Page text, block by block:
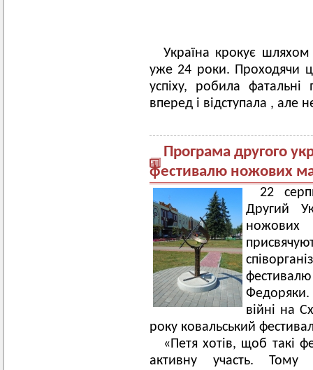
Україна крокує
уже 24 роки. Проходячи
успіху, робила
вперед і відступала , але
Програма другого
фестивалю ножових
22
Другий
ножових
війні на
року ковальський
«Петя хотів, щоб такі
активну участь.